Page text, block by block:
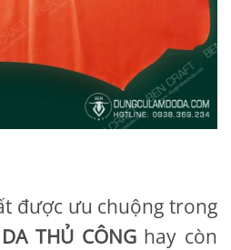
được ưu chuộng trong
THỦ CÔNGhay còn